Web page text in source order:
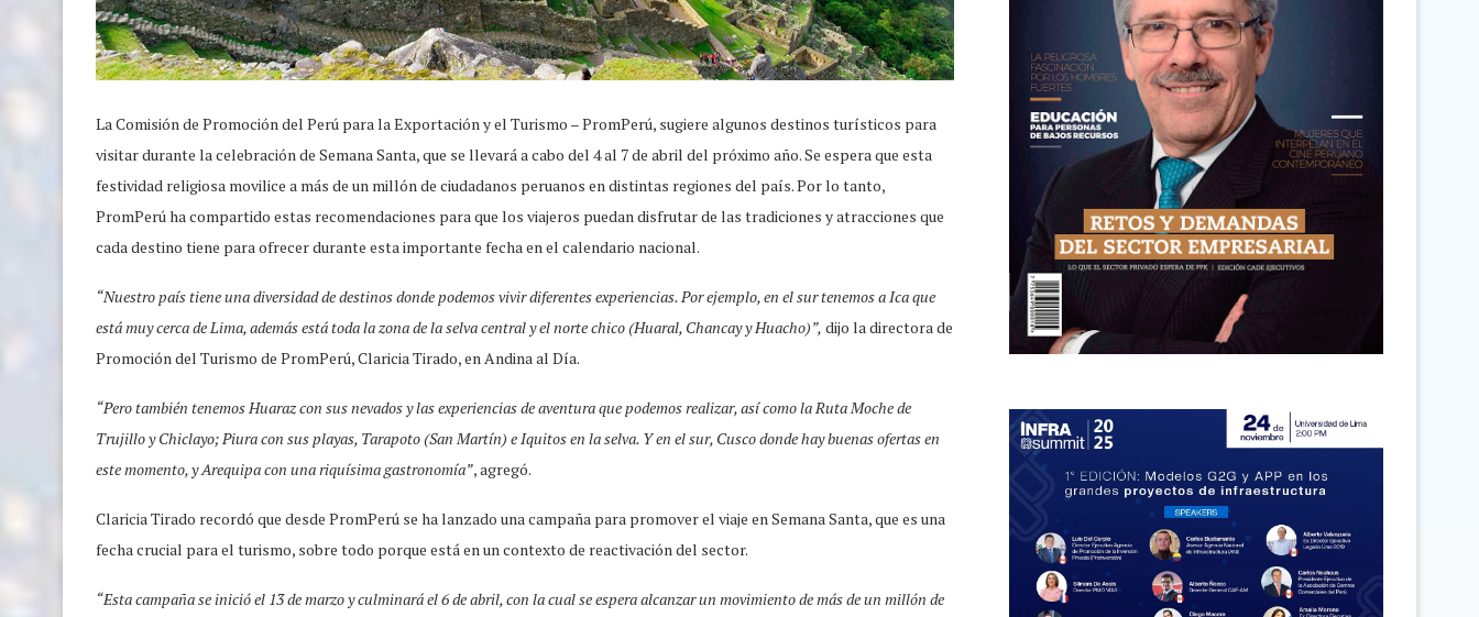
La Comisión de Promoción del Perú para la Exportación y el Turismo – PromPerú, sugiere algunos destinos turísticos para
visitar durante la celebración de Semana Santa, que se llevará a cabo del 4 al 7 de abril del próximo año. Se espera que esta
festividad religiosa movilice a más de un millón de ciudadanos peruanos en distintas regiones del país. Por lo tanto,
PromPerú ha compartido estas recomendaciones para que los viajeros puedan disfrutar de las tradiciones y atracciones que
cada destino tiene para ofrecer durante esta importante fecha en el calendario nacional.
“Nuestro país tiene una diversidad de destinos donde podemos vivir diferentes experiencias. Por ejemplo, en el sur tenemos a Ica que
está muy cerca de Lima, además está toda la zona de la selva central y el norte chico (Huaral, Chancay y Huacho)”, dijo la directora de
Promoción del Turismo de PromPerú, Claricia Tirado, en Andina al Día.
“Pero también tenemos Huaraz con sus nevados y las experiencias de aventura que podemos realizar, así como la Ruta Moche de
Trujillo y Chiclayo; Piura con sus playas, Tarapoto (San Martín) e Iquitos en la selva. Y en el sur, Cusco donde hay buenas ofertas en
este momento, y Arequipa con una riquísima gastronomía”, agregó.
Claricia Tirado recordó que desde PromPerú se ha lanzado una campaña para promover el viaje en Semana Santa, que es una
fecha crucial para el turismo, sobre todo porque está en un contexto de reactivación del sector.
“Esta campaña se inició el 13 de marzo y culminará el 6 de abril, con la cual se espera alcanzar un movimiento de más de un millón de